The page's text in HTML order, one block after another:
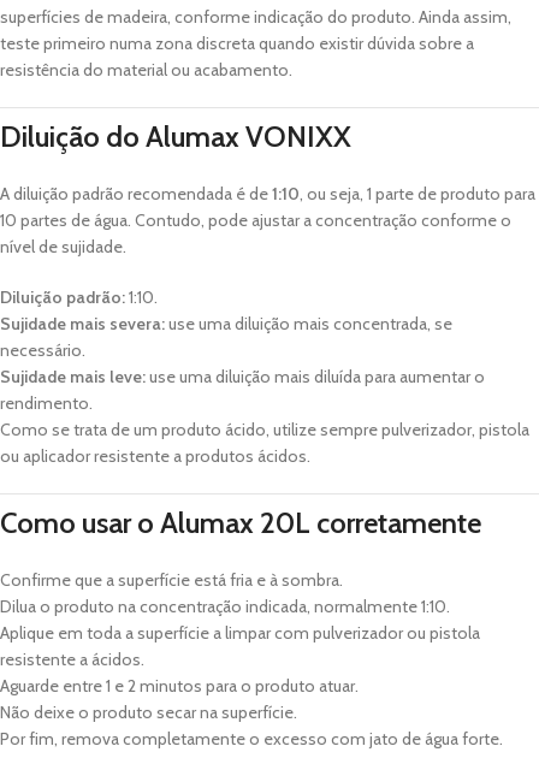
superfícies de madeira, conforme indicação do produto. Ainda assim,
teste primeiro numa zona discreta quando existir dúvida sobre a
resistência do material ou acabamento.
Diluição do Alumax VONIXX
A diluição padrão recomendada é de1:10 , ou seja, 1 parte de produto para
10 partes de água. Contudo, pode ajustar a concentração conforme o
nível de sujidade.
Diluição padrão:1:10.
Sujidade mais severa:use uma diluição mais concentrada, se
necessário.
Sujidade mais leve:use uma diluição mais diluída para aumentar o
rendimento.
Como se trata de um produto ácido, utilize sempre pulverizador, pistola
ou aplicador resistente a produtos ácidos.
Como usar o Alumax 20L corretamente
Confirme que a superfície está fria e à sombra.
Dilua o produto na concentração indicada, normalmente 1:10.
Aplique em toda a superfície a limpar com pulverizador ou pistola
resistente a ácidos.
Aguarde entre 1 e 2 minutos para o produto atuar.
Não deixe o produto secar na superfície.
Por fim, remova completamente o excesso com jato de água forte.